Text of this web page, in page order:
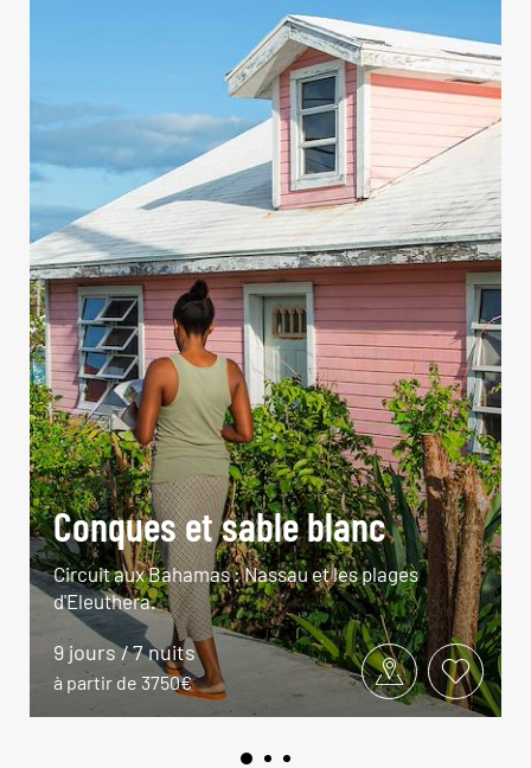
Conques et sable blanc
Circuit aux Bahamas : Nassau et les plages
d'Eleuthera.
9 jours / 7 nuits
à partir de 3750€